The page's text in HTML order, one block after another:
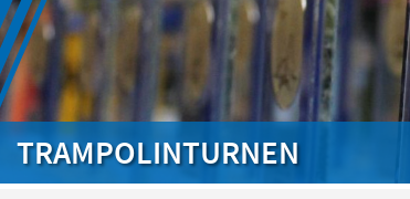
TRAMPOLINTURNEN